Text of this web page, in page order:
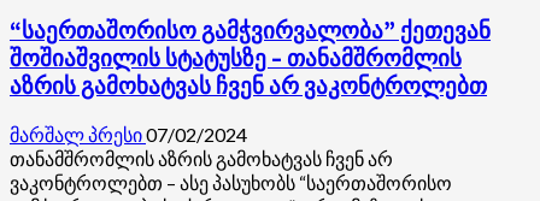
მას
აქვს
და
ნამდვილად
გახდება
ერთ-
ერთი
“საერთაშორისო გამჭვირვალობა” ქეთევან
შოშიაშვილის სტატუსზე – თანამშრომლის
აზრის გამოხატვას ჩვენ არ ვაკონტროლებთ
მარშალ პრესი07/02/2024
თანამშრომლის აზრის გამოხატვას ჩვენ არ
ვაკონტროლებთ – ასე პასუხობს “საერთაშორისო